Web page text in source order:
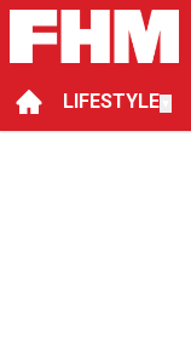
LIFESTYLE